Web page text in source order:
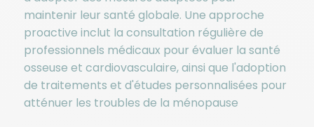
maintenir leur santé globale. Une approche
proactive inclut la consultation régulière de
professionnels médicaux pour évaluer la santé
osseuse et cardiovasculaire, ainsi que l'adoption
de traitements et d'études personnalisées pour
atténuer les troubles de la ménopause